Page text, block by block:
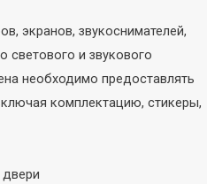
экранов, звукоснимателей,
светового и звукового
необходимо предоставлять
комплектацию, стикеры,